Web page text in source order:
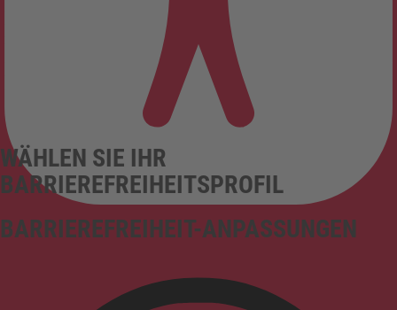
BARRIEREFREIHEIT-ANPASSUNGEN
WÄHLEN SIE IHR
BARRIEREFREIHEITSPROFIL